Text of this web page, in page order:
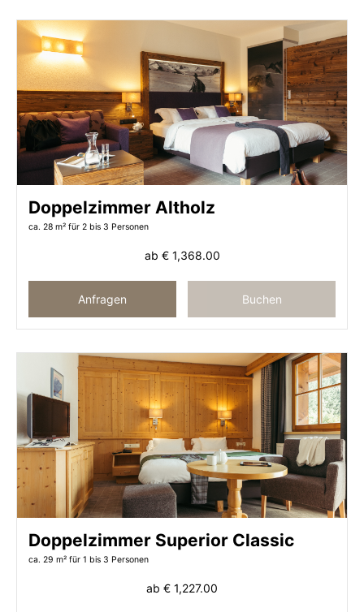
ZWISCHEN
HIMMEL UND BERGEN
NATURMOMENTE
VOR GROSSER BERGKULISSE
UND
WELLNESS IM NEUEN KIRCHENWIRT SPA
JETZT BUCHEN
Doppelzimmer Altholz
ca. 28 m² für 2 bis 3 Personen
ab € 1,368.00
Anfragen Buchen
Doppelzimmer Superior Classic
ca. 29 m² für 1 bis 3 Personen
ab € 1,227.00